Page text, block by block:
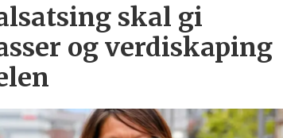
skal gi
og verdiskaping